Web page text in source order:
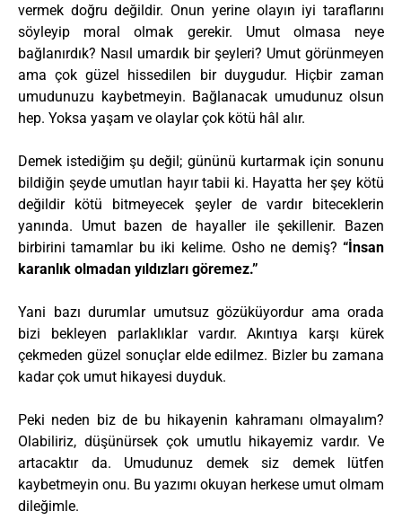
vermek doğru değildir. Onun yerine olayın iyi taraflarını
söyleyip moral olmak gerekir. Umut olmasa neye
bağlanırdık? Nasıl umardık bir şeyleri? Umut görünmeyen
ama çok güzel hissedilen bir duygudur. Hiçbir zaman
umudunuzu kaybetmeyin. Bağlanacak umudunuz olsun
hep. Yoksa yaşam ve olaylar çok kötü hâl alır.
Demek istediğim şu değil; gününü kurtarmak için sonunu
bildiğin şeyde umutlan hayır tabii ki. Hayatta her şey kötü
değildir kötü bitmeyecek şeyler de vardır biteceklerin
yanında. Umut bazen de hayaller ile şekillenir. Bazen
birbirini tamamlar bu iki kelime. Osho ne demiş? “İnsan
karanlık olmadan yıldızları göremez.”
Yani bazı durumlar umutsuz gözüküyordur ama orada
bizi bekleyen parlaklıklar vardır. Akıntıya karşı kürek
çekmeden güzel sonuçlar elde edilmez. Bizler bu zamana
kadar çok umut hikayesi duyduk.
Peki neden biz de bu hikayenin kahramanı olmayalım?
Olabiliriz, düşünürsek çok umutlu hikayemiz vardır. Ve
artacaktır da. Umudunuz demek siz demek lütfen
kaybetmeyin onu. Bu yazımı okuyan herkese umut olmam
dileğimle.